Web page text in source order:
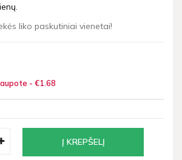
liko paskutiniai vienetai!
- €1 68